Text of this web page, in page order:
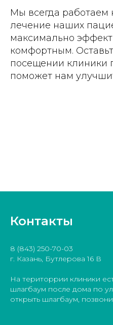
Мы всегда работаем
лечение наших
максимально
комфортным.
посещении клиники
поможет нам
Контакты
8 (843) 250-70-03
г. Казань, Бутлерова 16 В
На територрии клиники
шлагбаум после дома по
открыть шлагбаум,